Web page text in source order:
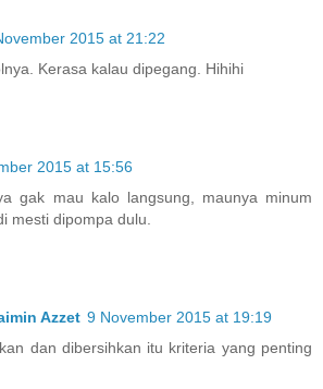
2015 at 21:22
Kerasa kalau dipegang. Hihihi
2015 at 15:56
gak mau kalo langsung, maunya minum
mesti dipompa dulu.
Azzet 9 November 2015 at 19:19
dan dibersihkan itu kriteria yang penting